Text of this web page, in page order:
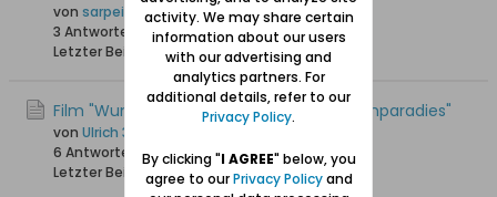
von sarpei
3 Antworten
2.164 Hits0 Likes
Letzter Beitrag
06.12.2024, 22:10
Film "Wunderschön! Masuren: Polens Seenparadies"
von Ulrich 31
6 Antworten
3.433 Hits0 Likes
Letzter Beitrag26.07.2024, 10:29
activity. We may share certain
information about our users
with our advertising and
analytics partners. For
additional details, refer to our
Privacy Policy.
By clicking "I AGREE" below, you
agree to ourPrivacy Policyand